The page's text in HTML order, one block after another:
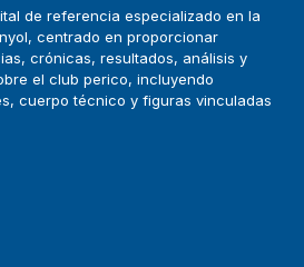
de referencia especializado en la
centrado en proporcionar
crónicas, resultados, análisis y
el club perico, incluyendo
cuerpo técnico y figuras vinculadas